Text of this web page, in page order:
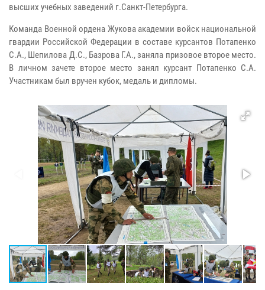
высших учебных заведений г.Санкт-Петербурга.
Команда Военной ордена Жукова академии войск национальной
гвардии Российской Федерации в составе курсантов Потапенко
С.А., Шепилова Д.С., Базрова Г.А., заняла призовое второе место.
В личном зачете второе место занял курсант Потапенко С.А.
Участникам был вручен кубок, медаль и дипломы.